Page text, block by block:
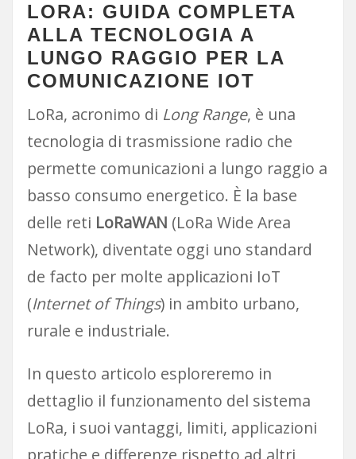
LORA: GUIDA COMPLETA
ALLA TECNOLOGIA A
LUNGO RAGGIO PER LA
COMUNICAZIONE IOT
LoRa, acronimo di Long Range, è una
tecnologia di trasmissione radio che
permette comunicazioni a lungo raggio a
basso consumo energetico. È la base
delle reti LoRaWAN (LoRa Wide Area
Network), diventate oggi uno standard
de facto per molte applicazioni IoT
(Internet of Things) in ambito urbano,
rurale e industriale.
In questo articolo esploreremo in
dettaglio il funzionamento del sistema
LoRa, i suoi vantaggi, limiti, applicazioni
pratiche e differenze rispetto ad altri